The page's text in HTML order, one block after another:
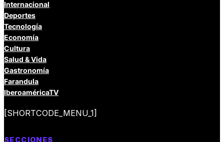
Internacional
Deportes
Tecnología
Economía
Cultura
Salud & Vida
Gastronomía
Farandula
IberoaméricaTV
[SHORTCODE_MENU_1]
SECCIONES